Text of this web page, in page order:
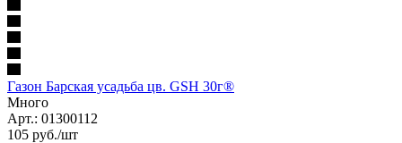
Газон Барская усадьба цв. GSH 30г®
Много
Арт.: 01300112
105 руб./шт